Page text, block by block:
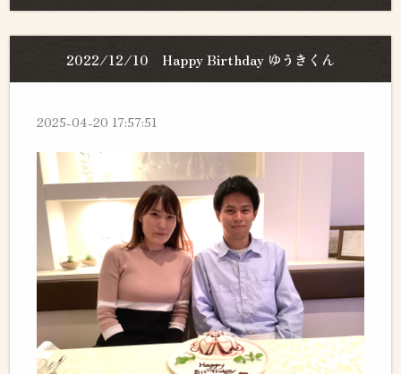
2022/12/10 Happy Birthday ゆうきくん
2025-04-20 17:57:51